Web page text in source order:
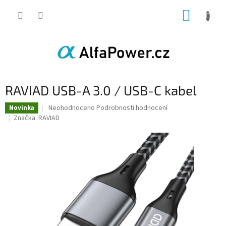
RAVIAD USB-A 3.0 / USB-C kabel
Novinka
Průměrné
hodnocení
Neohodnoceno Podrobnosti hodnocení
Značka: RAVIAD